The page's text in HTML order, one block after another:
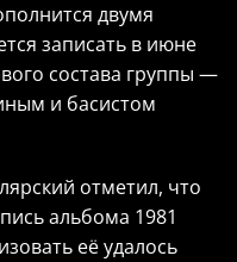
двумя
записать в июне
состава группы —
и басистом
отметил, что
альбома 1981
её удалось